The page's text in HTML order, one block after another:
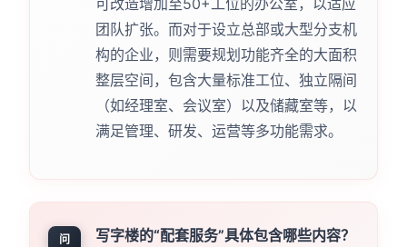
团队扩张。而对于设立总部或大型分支机
构的企业，则需要规划功能齐全的大面积
整层空间，包含大量标准工位、独立隔间
（如经理室、会议室）以及储藏室等，以
满足管理、研发、运营等多功能需求。
问
写字楼的“配套服务”具体包含哪些内容？